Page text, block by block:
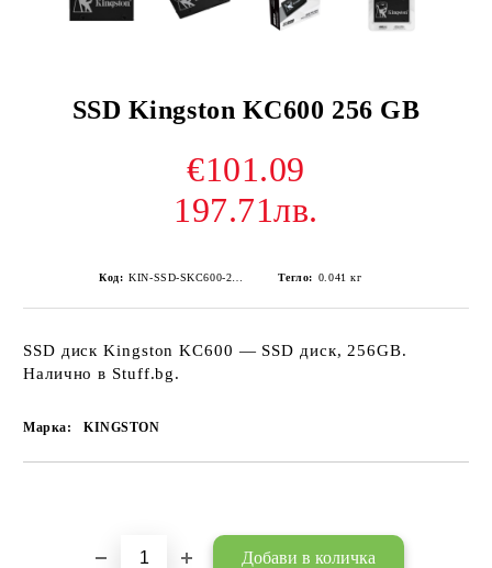
SSD Kingston KC600 256 GB
€101.09
197.71лв.
Код: Тегло: 0.041 кг
SSD диск Kingston KC600 — SSD диск, 256GB.
Налично в Stuff.bg.
Марка: KINGSTON